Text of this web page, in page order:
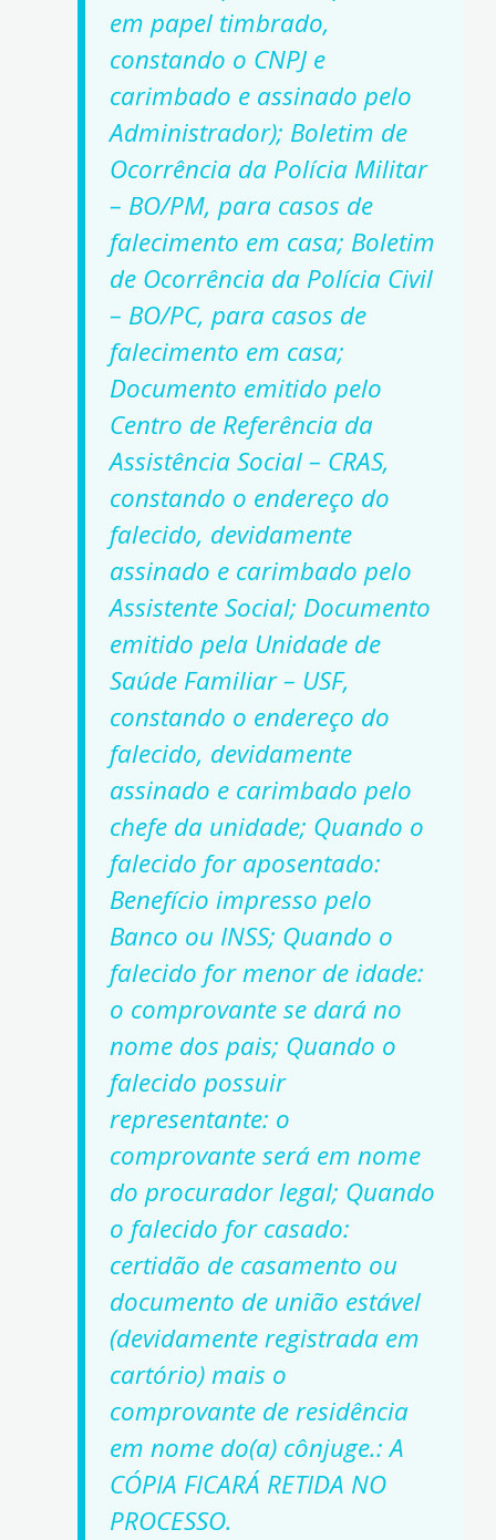
em papel timbrado,
constando o CNPJ e
carimbado e assinado pelo
Administrador); Boletim de
Ocorrência da Polícia Militar
– BO/PM, para casos de
falecimento em casa; Boletim
de Ocorrência da Polícia Civil
– BO/PC, para casos de
falecimento em casa;
Documento emitido pelo
Centro de Referência da
Assistência Social – CRAS,
constando o endereço do
falecido, devidamente
assinado e carimbado pelo
Assistente Social; Documento
emitido pela Unidade de
Saúde Familiar – USF,
constando o endereço do
falecido, devidamente
assinado e carimbado pelo
chefe da unidade; Quando o
falecido for aposentado:
Benefício impresso pelo
Banco ou INSS; Quando o
falecido for menor de idade:
o comprovante se dará no
nome dos pais; Quando o
falecido possuir
representante: o
comprovante será em nome
do procurador legal; Quando
o falecido for casado:
certidão de casamento ou
documento de união estável
(devidamente registrada em
cartório) mais o
comprovante de residência
em nome do(a) cônjuge.: A
CÓPIA FICARÁ RETIDA NO
PROCESSO.